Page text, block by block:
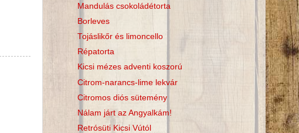
Mandulás csokoládétorta
Borleves
Tojáslikőr és limoncello
Répatorta
Kicsi mézes adventi koszorú
Citrom-narancs-lime lekvár
Citromos diós sütemény
Nálam járt az Angyalkám!
Retrósüti Kicsi Vútól